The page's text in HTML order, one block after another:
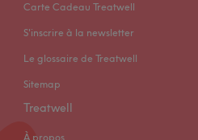
Carte Cadeau Treatwell
S'inscrire à la newsletter
Le glossaire de Treatwell
Sitemap
Treatwell
À propos